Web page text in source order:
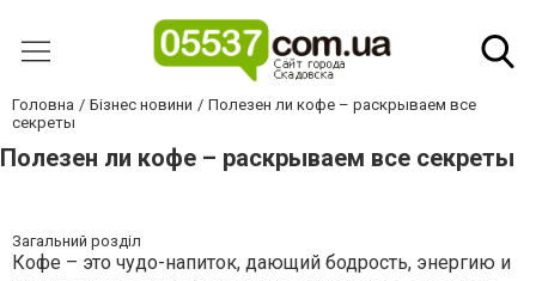
Головна Бізнес новини
Полезен ли кофе – раскрываем все
секреты
Полезен ли кофе – раскрываем все секреты
Загальний розділ
Кофе – это чудо-напиток, дающий бодрость, энергию и